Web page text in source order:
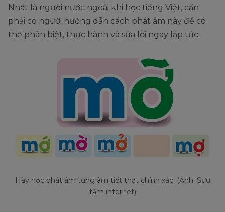
Nhất là người nước ngoài khi học tiếng Việt, cần
phải có người hướng dẫn cách phát âm này để có
thể phân biệt, thực hành và sửa lỗi ngay lập tức.
Hãy học phát âm từng âm tiết thật chính xác. (Ảnh: Sưu
tầm internet)